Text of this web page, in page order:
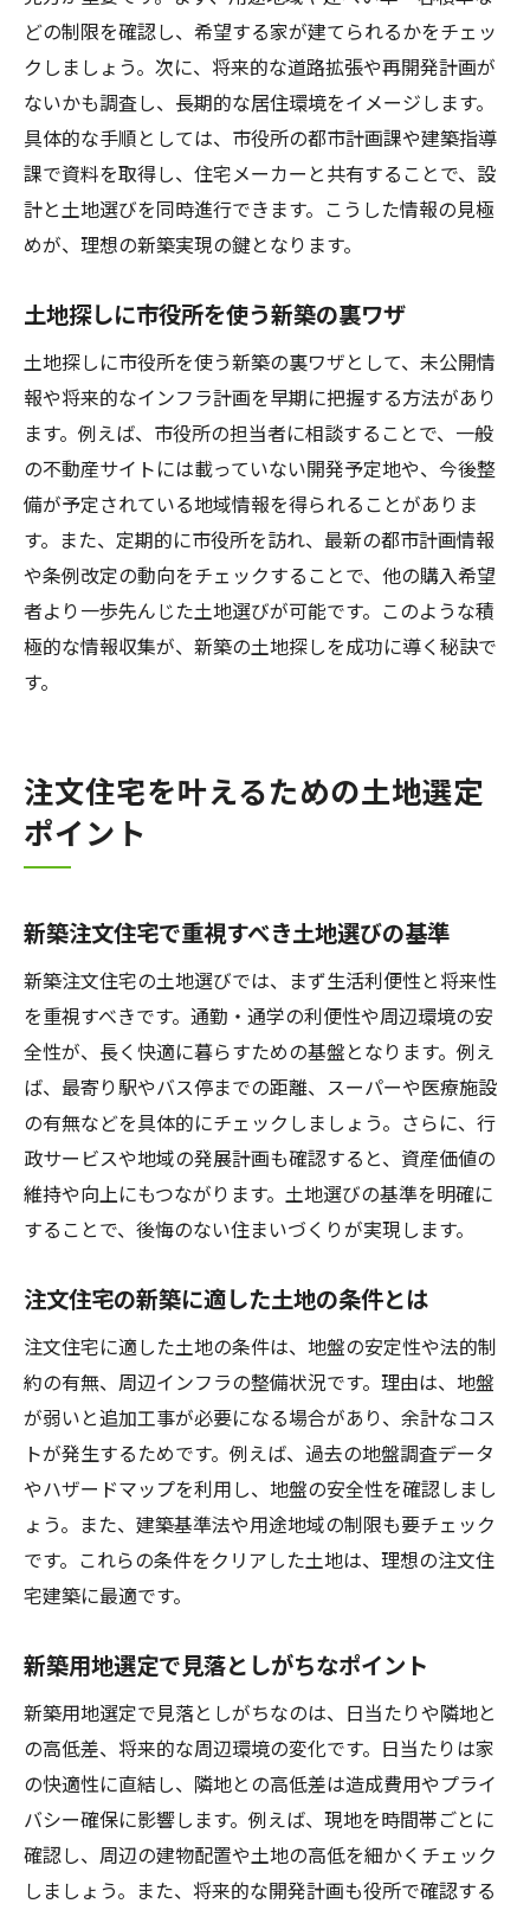
どの制限を確認し、希望する家が建てられるかをチェッ
クしましょう。次に、将来的な道路拡張や再開発計画が
ないかも調査し、長期的な居住環境をイメージします。
具体的な手順としては、市役所の都市計画課や建築指導
課で資料を取得し、住宅メーカーと共有することで、設
計と土地選びを同時進行できます。こうした情報の見極
めが、理想の新築実現の鍵となります。
土地探しに市役所を使う新築の裏ワザ
土地探しに市役所を使う新築の裏ワザとして、未公開情
報や将来的なインフラ計画を早期に把握する方法があり
ます。例えば、市役所の担当者に相談することで、一般
の不動産サイトには載っていない開発予定地や、今後整
備が予定されている地域情報を得られることがありま
す。また、定期的に市役所を訪れ、最新の都市計画情報
や条例改定の動向をチェックすることで、他の購入希望
者より一歩先んじた土地選びが可能です。このような積
極的な情報収集が、新築の土地探しを成功に導く秘訣で
す。
注文住宅を叶えるための土地選定
ポイント
新築注文住宅で重視すべき土地選びの基準
新築注文住宅の土地選びでは、まず生活利便性と将来性
を重視すべきです。通勤・通学の利便性や周辺環境の安
全性が、長く快適に暮らすための基盤となります。例え
ば、最寄り駅やバス停までの距離、スーパーや医療施設
の有無などを具体的にチェックしましょう。さらに、行
政サービスや地域の発展計画も確認すると、資産価値の
維持や向上にもつながります。土地選びの基準を明確に
することで、後悔のない住まいづくりが実現します。
注文住宅の新築に適した土地の条件とは
注文住宅に適した土地の条件は、地盤の安定性や法的制
約の有無、周辺インフラの整備状況です。理由は、地盤
が弱いと追加工事が必要になる場合があり、余計なコス
トが発生するためです。例えば、過去の地盤調査データ
やハザードマップを利用し、地盤の安全性を確認しまし
ょう。また、建築基準法や用途地域の制限も要チェック
です。これらの条件をクリアした土地は、理想の注文住
宅建築に最適です。
新築用地選定で見落としがちなポイント
新築用地選定で見落としがちなのは、日当たりや隣地と
の高低差、将来的な周辺環境の変化です。日当たりは家
の快適性に直結し、隣地との高低差は造成費用やプライ
バシー確保に影響します。例えば、現地を時間帯ごとに
確認し、周辺の建物配置や土地の高低を細かくチェック
しましょう。また、将来的な開発計画も役所で確認する